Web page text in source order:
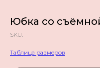
Юбка со
SKU:
Таблица размеров